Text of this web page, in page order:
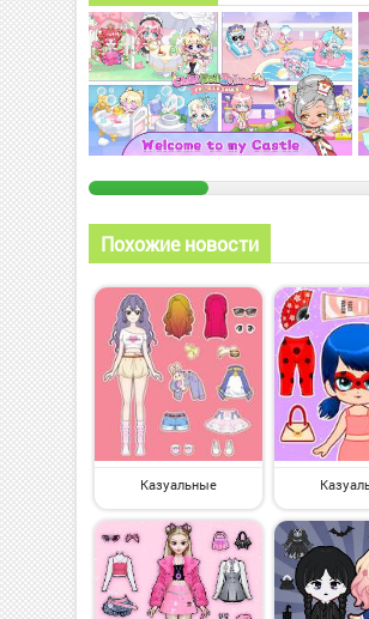
Похожие новости
Казуальные